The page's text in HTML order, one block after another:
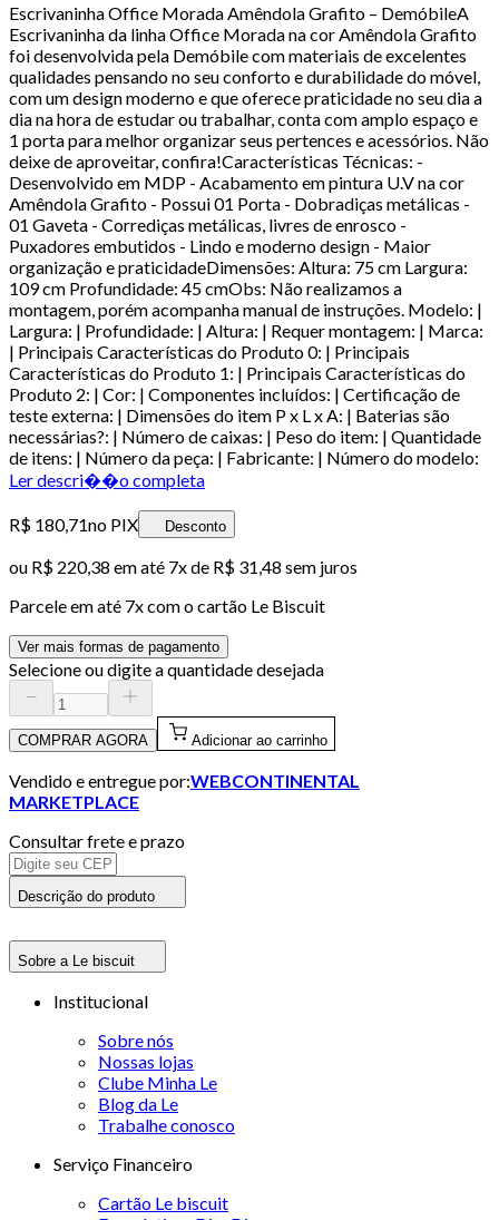
Escrivaninha Office Morada Amêndola Grafito – DemóbileA
Escrivaninha da linha Office Morada na cor Amêndola Grafito
foi desenvolvida pela Demóbile com materiais de excelentes
qualidades pensando no seu conforto e durabilidade do móvel,
com um design moderno e que oferece praticidade no seu dia a
dia na hora de estudar ou trabalhar, conta com amplo espaço e
1 porta para melhor organizar seus pertences e acessórios. Não
deixe de aproveitar, confira!Características Técnicas: -
Desenvolvido em MDP - Acabamento em pintura U.V na cor
Amêndola Grafito - Possui 01 Porta - Dobradiças metálicas -
01 Gaveta - Corrediças metálicas, livres de enrosco -
Puxadores embutidos - Lindo e moderno design - Maior
organização e praticidadeDimensões: Altura: 75 cm Largura:
109 cm Profundidade: 45 cmObs: Não realizamos a
montagem, porém acompanha manual de instruções. Modelo: |
Largura: | Profundidade: | Altura: | Requer montagem: | Marca:
| Principais Características do Produto 0: | Principais
Características do Produto 1: | Principais Características do
Produto 2: | Cor: | Componentes incluídos: | Certificação de
teste externa: | Dimensões do item P x L x A: | Baterias são
necessárias?: | Número de caixas: | Peso do item: | Quantidade
de itens: | Número da peça: | Fabricante: | Número do modelo:
Ler descri��o completa
R$ 180,71no PIX Desconto
ou R$ 220,38 em até 7x de R$ 31,48 sem juros
Parcele em até 7x com o cartão Le Biscuit
Ver mais formas de pagamento
Selecione ou digite a quantidade desejada
COMPRAR AGORA Adicionar ao carrinho
Vendido e entregue por:WEBCONTINENTAL
MARKETPLACE
Consultar frete e prazo
Descrição do produto
Sobre a Le biscuit
Institucional
Sobre nós
Nossas lojas
Clube Minha Le
Blog da Le
Trabalhe conosco
Serviço Financeiro
Cartão Le biscuit